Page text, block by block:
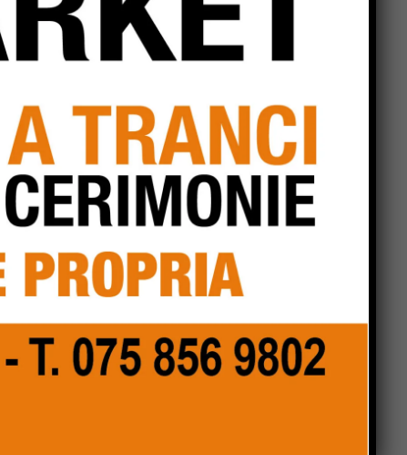
Popular
Pensiline fotovoltaiche sopra
i parcheggi, Minciotti (Pd):
“Rendiamole obbligatorie”
La campana che non suona, e
proprio per questo parla